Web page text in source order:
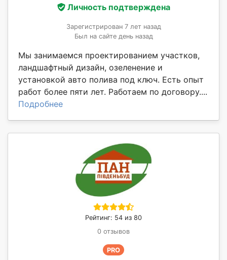
Личность подтверждена
Зарегистрирован 7 лет назад
Был на сайте день назад
Мы занимаемся проектированием участков,
ландшафтный дизайн, озеленение и
установкой авто полива под ключ. Есть опыт
работ более пяти лет. Работаем по договору....
Подробнее
Рейтинг: 54 из 80
0 отзывов
PRO